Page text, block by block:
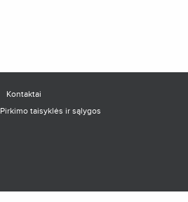
Kontaktai
Pirkimo taisyklės ir sąlygos